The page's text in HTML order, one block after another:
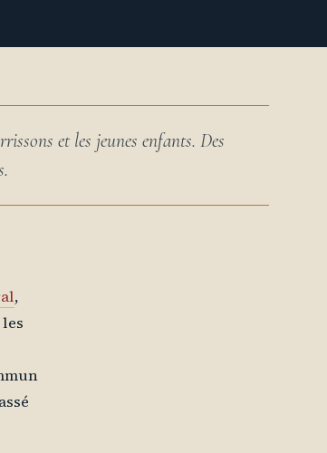
et les jeunes enfants. Des
,